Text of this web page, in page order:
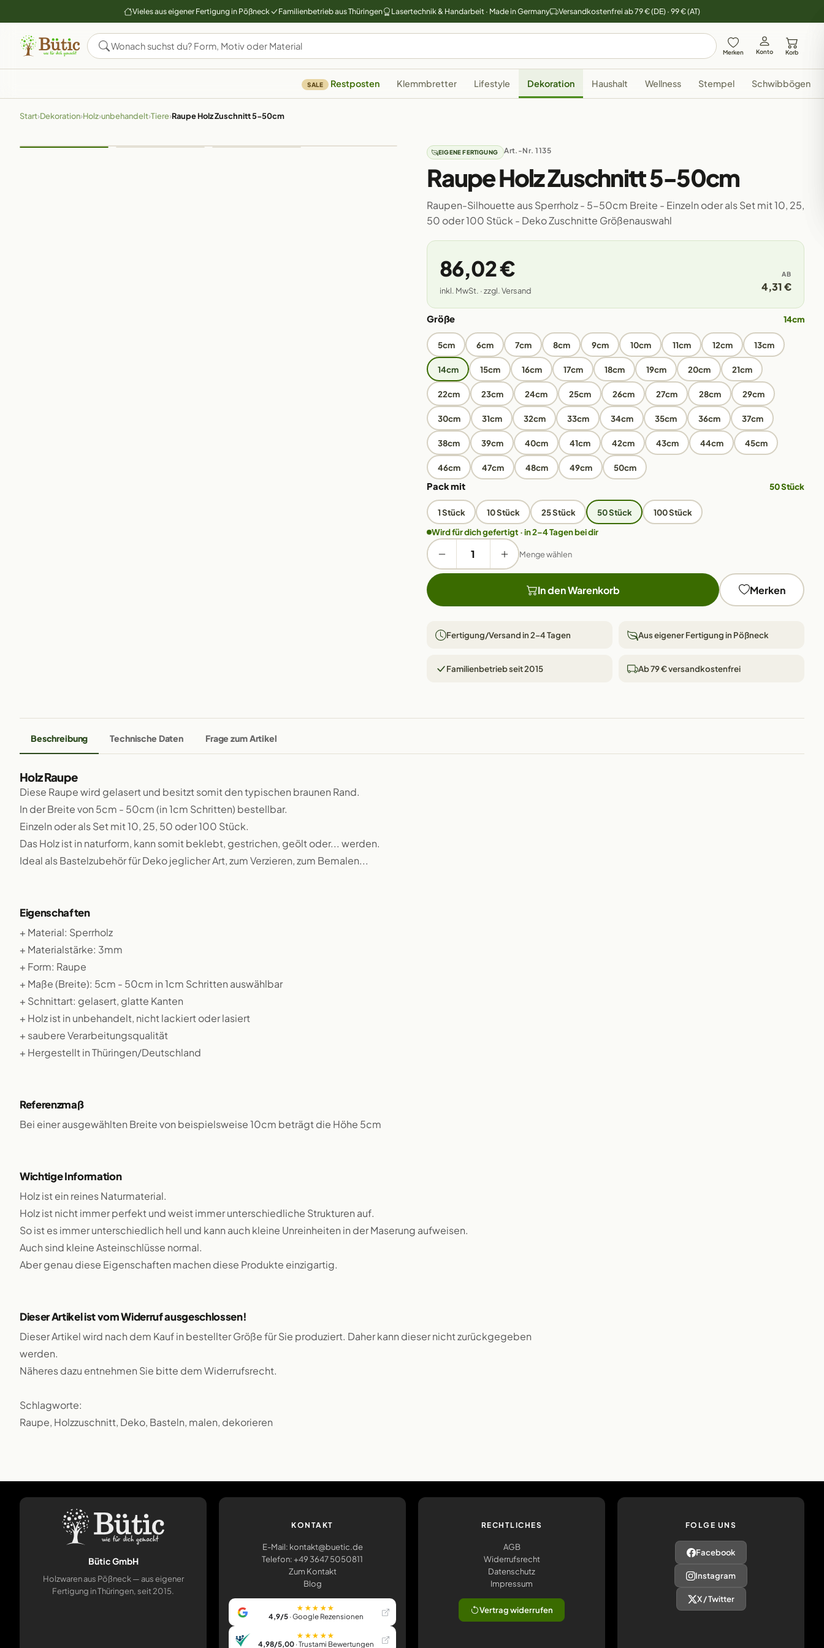
Vieles aus eigener Fertigung in Pößneck Familienbetrieb aus Thüringen Lasertechnik & Handarbeit · Made in Germany Versandkostenfrei ab 79 € (DE) · 99 € (AT)
Merken Konto Korb
SALE Restposten Klemmbretter Lifestyle Dekoration Haushalt Wellness Stempel Schwibbögen
Start›Dekoration›Holz›unbehandelt›Tiere›Raupe Holz Zuschnitt 5-50cm
EIGENE FERTIGUNG Art.-Nr. 1135
Raupe Holz Zuschnitt 5-50cm
Raupen-Silhouette aus Sperrholz - 5-50cm Breite - Einzeln oder als Set mit 10, 25,
50 oder 100 Stück - Deko Zuschnitte Größenauswahl
86,02 €
inkl. MwSt. · zzgl. Versand
AB
4,31 €
Größe 14cm
5cm 6cm 7cm 8cm 9cm 10cm 11cm 12cm 13cm
14cm 15cm 16cm 17cm 18cm 19cm 20cm 21cm
22cm 23cm 24cm 25cm 26cm 27cm 28cm 29cm
30cm 31cm 32cm 33cm 34cm 35cm 36cm 37cm
38cm 39cm 40cm 41cm 42cm 43cm 44cm 45cm
46cm 47cm 48cm 49cm 50cm
Pack mit 50 Stück
1 Stück 10 Stück 25 Stück 50 Stück
100 Stück
Wird für dich gefertigt · in 2–4 Tagen bei dir
Menge wählen
In den Warenkorb Merken
Fertigung/Versand in 2–4 Tagen Aus eigener Fertigung in Pößneck
Familienbetrieb seit 2015 Ab 79 € versandkostenfrei
Beschreibung Technische Daten Frage zum Artikel
Holz Raupe
Diese Raupe wird gelasert und besitzt somit den typischen braunen Rand.
In der Breite von 5cm - 50cm (in 1cm Schritten) bestellbar.
Einzeln oder als Set mit 10, 25, 50 oder 100 Stück.
Das Holz ist in naturform, kann somit beklebt, gestrichen, geölt oder... werden.
Ideal als Bastelzubehör für Deko jeglicher Art, zum Verzieren, zum Bemalen...
Eigenschaften
+ Material: Sperrholz
+ Materialstärke: 3mm
+ Form: Raupe
+ Maße (Breite): 5cm - 50cm in 1cm Schritten auswählbar
+ Schnittart: gelasert, glatte Kanten
+ Holz ist in unbehandelt, nicht lackiert oder lasiert
+ saubere Verarbeitungsqualität
+ Hergestellt in Thüringen/Deutschland
Referenzmaß
Bei einer ausgewählten Breite von beispielsweise 10cm beträgt die Höhe 5cm
Wichtige Information
Holz ist ein reines Naturmaterial.
Holz ist nicht immer perfekt und weist immer unterschiedliche Strukturen auf.
So ist es immer unterschiedlich hell und kann auch kleine Unreinheiten in der Maserung aufweisen.
Auch sind kleine Asteinschlüsse normal.
Aber genau diese Eigenschaften machen diese Produkte einzigartig.
Dieser Artikel ist vom Widerruf ausgeschlossen!
Dieser Artikel wird nach dem Kauf in bestellter Größe für Sie produziert. Daher kann dieser nicht zurückgegeben
werden.
Näheres dazu entnehmen Sie bitte dem Widerrufsrecht.
Schlagworte:
Raupe, Holzzuschnitt, Deko, Basteln, malen, dekorieren
Bütic GmbH
Holzwaren aus Pößneck — aus eigener
Fertigung in Thüringen, seit 2015.
KONTAKT
E-Mail: kontakt@buetic.de
Telefon: +49 3647 5050811
Zum Kontakt
Blog
★★★★★
4,9/5 · Google Rezensionen
★★★★★
4,98/5,00 · Trustami Bewertungen
RECHTLICHES
AGB
Widerrufsrecht
Datenschutz
Impressum
Vertrag widerrufen
FOLGE UNS
Facebook
Instagram
X / Twitter